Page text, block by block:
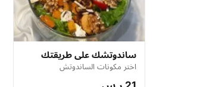
ساندوتشك على طريقتك
اختر مكونات الساندوتش